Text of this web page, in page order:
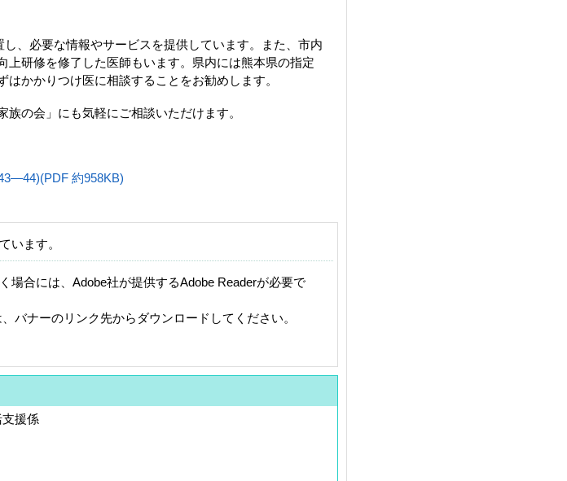
、必要な情報やサービスを提供しています。また、市内
研修を修了した医師もいます。県内には熊本県の指定
かかりつけ医に相談することをお勧めします。
の会」にも気軽にご相談いただけます。
約958KB)
います。
場合には、Adobe社が提供するAdobe Readerが必要で
バナーのリンク先からダウンロードしてください。
支援係